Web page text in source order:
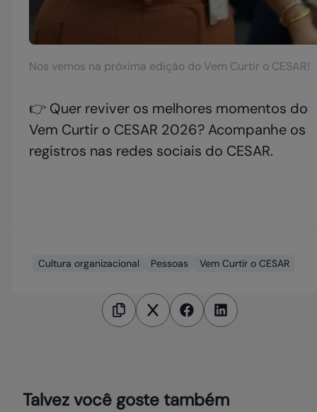
Nos vemos na próxima edição do Vem Curtir o CESAR!
👉 Quer reviver os melhores momentos do
Vem Curtir o CESAR 2026? Acompanhe os
registros nas redes sociais do CESAR.
Cultura organizacional Pessoas Vem Curtir o CESAR
Talvez você goste também